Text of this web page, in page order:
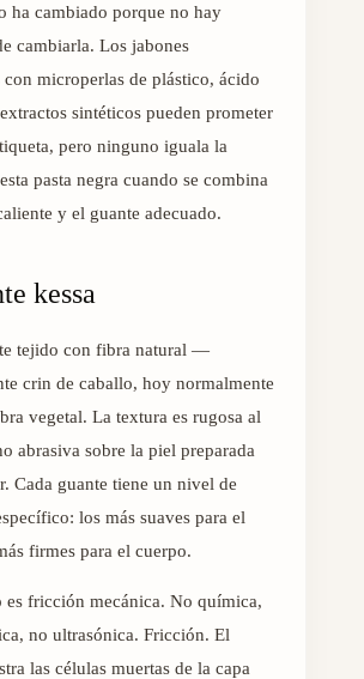
ha cambiado porque no hay
cambiarla. Los jabones
microperlas de plástico, ácido
sintéticos pueden prometer
pero ninguno iguala la
pasta negra cuando se combina
y el guante adecuado.
kessa
tejido con fibra natural —
crin de caballo, hoy normalmente
vegetal. La textura es rugosa al
abrasiva sobre la piel preparada
Cada guante tiene un nivel de
los más suaves para el
firmes para el cuerpo.
fricción mecánica. No química,
no ultrasónica. Fricción. El
las células muertas de la capa